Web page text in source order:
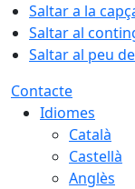
Saltar a la
Saltar al
Saltar al peu
Contacte
Idiomes
Català
Castellà
Anglès